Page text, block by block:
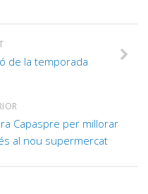
de la temporada
Capaspre per millorar
al nou supermercat